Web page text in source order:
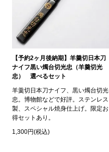
【予約2ヶ月後納期】羊羹切日本刀
ナイフ黒い燭台切光忠（羊羹切光
忠） 選べるセット
羊羹切日本刀ナイフ、黒い燭台切光
忠。博物館などで好評。ステンレス
製、スペシャル焼身仕上げ。限定お
得セットあり。
1,300円(税込)